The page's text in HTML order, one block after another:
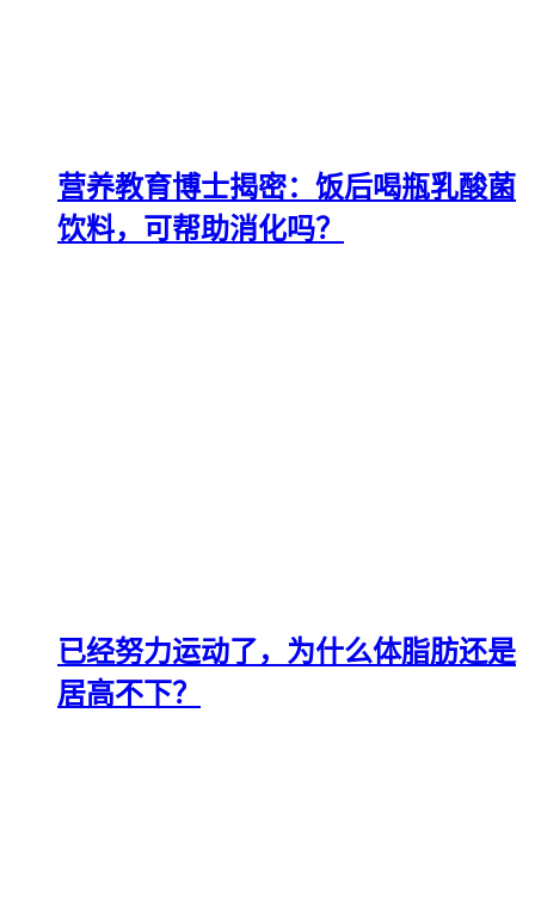
营养教育博士揭密：饭后喝瓶乳酸菌
饮料，可帮助消化吗？
已经努力运动了，为什么体脂肪还是
居高不下？